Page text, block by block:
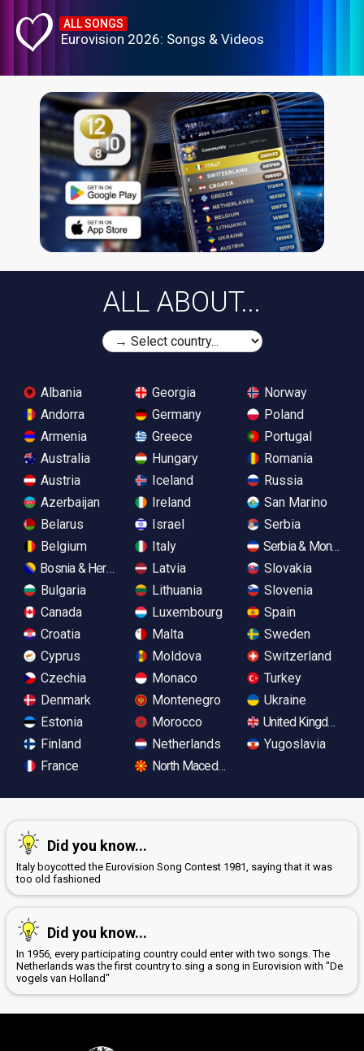
ALL SONGS
Eurovision 2026: Songs & Videos
ALL ABOUT...
Albania
Andorra
Armenia
Australia
Austria
Azerbaijan
Belarus
Belgium
Bosnia & Herzegovina
Bulgaria
Canada
Croatia
Cyprus
Czechia
Denmark
Estonia
Finland
France
Georgia
Germany
Greece
Hungary
Iceland
Ireland
Israel
Italy
Latvia
Lithuania
Luxembourg
Malta
Moldova
Monaco
Montenegro
Morocco
Netherlands
North Macedonia
Norway
Poland
Portugal
Romania
Russia
San Marino
Serbia
Serbia &
Slovakia
Slovenia
Spain
Sweden
Switzerland
Turkey
Ukraine
United Kingdom
Yugoslavia
Did you know...
Italy boycotted the Eurovision Song Contest 1981, saying that it was
too old fashioned
Did you know...
In 1956, every participating country could enter with two songs. The
Netherlands was the first country to sing a song in Eurovision with "De
vogels van Holland"